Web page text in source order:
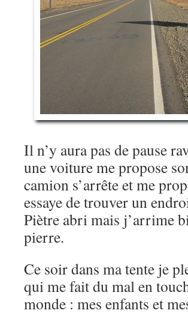
Il n’y aura pas de pause
une voiture me propose
camion s’arrête et me
essaye de trouver un
Piètre abri mais j’arrime
pierre.
Ce soir dans ma tente je
qui me fait du mal en
monde : mes enfants et